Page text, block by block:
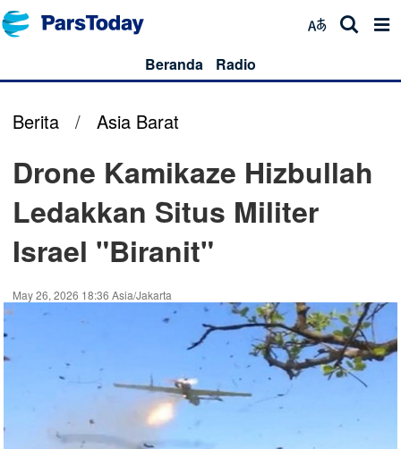
Beranda Radio
Berita / Asia Barat
Drone Kamikaze Hizbullah
Ledakkan Situs Militer
Israel "Biranit"
May 26, 2026 18:36 Asia/Jakarta